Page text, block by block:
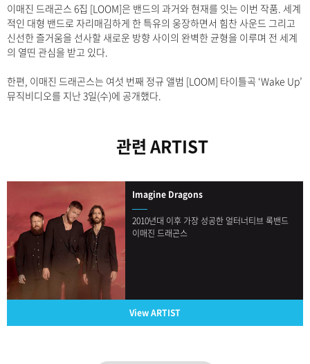
이매진 드래곤스 6집 [LOOM]은 밴드의 과거와 현재를 잇는 이번 작품. 세계
적인 대형 밴드로 자리매김하게 한 특유의 웅장하면서 힘찬 사운드 그리고
신선한 즐거움을 선사할 새로운 방향 사이의 완벽한 균형을 이루며 전 세계
의 열띤 관심을 받고 있다.
한편, 이매진 드래곤스는 여섯 번째 정규 앨범 [LOOM] 타이틀곡 ‘Wake Up’
뮤직비디오를 지난 3일(수)에 공개했다.
관련 ARTIST
Imagine Dragons
2010년대 이후 가장 성공한 얼터너티브 록밴드
이매진 드래곤스
View ARTIST